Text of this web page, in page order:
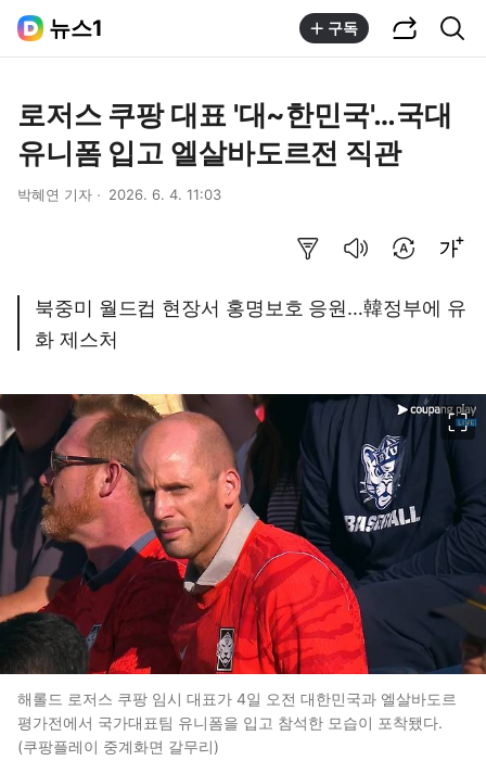
뉴스1 구독
로저스 쿠팡 대표 '대~한민국'…국대
유니폼 입고 엘살바도르전 직관
박혜연 기자 2026. 6. 4. 11:03
북중미 월드컵 현장서 홍명보호 응원…韓정부에 유
화 제스처
해롤드 로저스 쿠팡 임시 대표가 4일 오전 대한민국과 엘살바도르
평가전에서 국가대표팀 유니폼을 입고 참석한 모습이 포착됐다.
(쿠팡플레이 중계화면 갈무리)